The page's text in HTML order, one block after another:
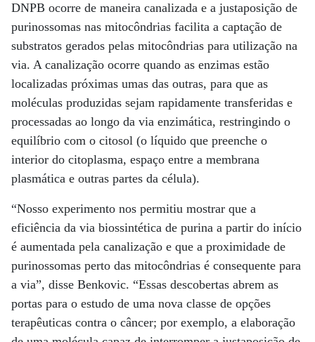
DNPB ocorre de maneira canalizada e a justaposição de
purinossomas nas mitocôndrias facilita a captação de
substratos gerados pelas mitocôndrias para utilização na
via. A canalização ocorre quando as enzimas estão
localizadas próximas umas das outras, para que as
moléculas produzidas sejam rapidamente transferidas e
processadas ao longo da via enzimática, restringindo o
equilíbrio com o citosol (o líquido que preenche o
interior do citoplasma, espaço entre a membrana
plasmática e outras partes da célula).
“Nosso experimento nos permitiu mostrar que a
eficiência da via biossintética de purina a partir do início
é aumentada pela canalização e que a proximidade de
purinossomas perto das mitocôndrias é consequente para
a via”, disse Benkovic. “Essas descobertas abrem as
portas para o estudo de uma nova classe de opções
terapêuticas contra o câncer; por exemplo, a elaboração